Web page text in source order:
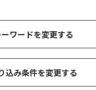
ワードを変更する
込み条件を変更する